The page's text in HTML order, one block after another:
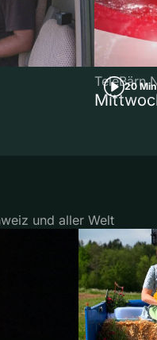
20 Min
TeleBärn
und aller Welt